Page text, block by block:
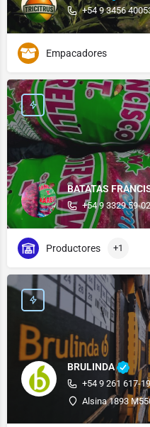
+54 9 3456
Empacadores
BATATAS
+54 9 3329 59-
Productores +1
BRULINDA
+54 9 261 617-
Alsina 1893